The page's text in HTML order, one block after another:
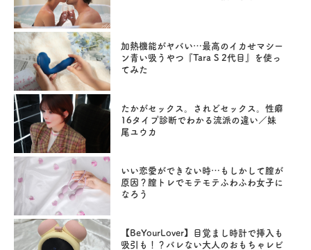
加熱機能がヤバい…最高のイカせマシー
ン青い吸うやつ『Tara S 2代目』を使っ
てみた
たかがセックス。されどセックス。性癖
16タイプ診断でわかる流派の違い／妹
尾ユウカ
いい恋愛ができない時…もしかして膣が
原因？膣トレでモテモテふわふわ女子に
なろう
【BeYourLover】目覚まし時計で挿入も
吸引も！？バレない大人のおもちゃレビ